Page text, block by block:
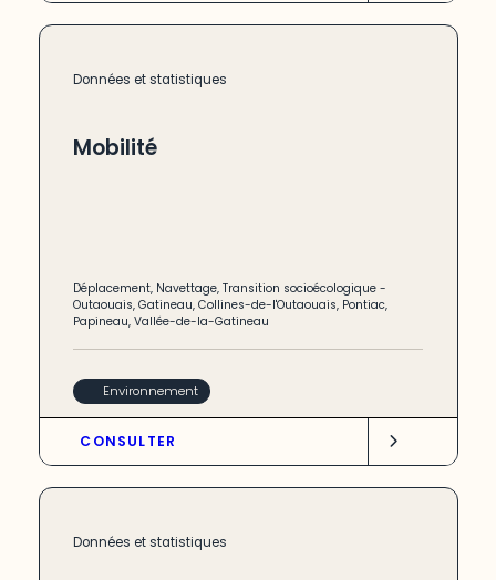
Données et statistiques
Mobilité
Déplacement, Navettage,Transition socioécologique -
Outaouais,Gatineau,Collines-de-l'Outaouais, Pontiac,
Papineau,Vallée-de-la-Gatineau
Environnement
CONSULTER
Données et statistiques